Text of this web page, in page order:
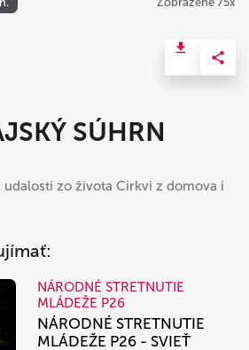
SÚHRN
udalostí zo života Cirkvi z domova i
NÁRODNÉ STRETNUTIE
MLÁDEŽE P26
NÁRODNÉ STRETNUTIE
MLÁDEŽE P26 - SVIEŤ